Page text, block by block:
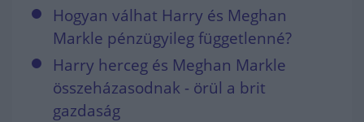
Hogyan válhat Harry és Meghan
Markle pénzügyileg függetlenné?
Harry herceg és Meghan Markle
összeházasodnak - örül a brit
gazdaság